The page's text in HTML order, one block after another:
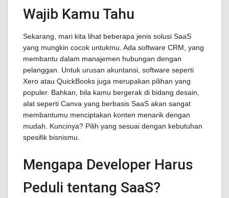
Wajib Kamu Tahu
Sekarang, mari kita lihat beberapa jenis solusi SaaS
yang mungkin cocok untukmu. Ada software CRM, yang
membantu dalam manajemen hubungan dengan
pelanggan. Untuk urusan akuntansi, software seperti
Xero atau QuickBooks juga merupakan pilihan yang
populer. Bahkan, bila kamu bergerak di bidang desain,
alat seperti Canva yang berbasis SaaS akan sangat
membantumu menciptakan konten menarik dengan
mudah. Kuncinya? Pilih yang sesuai dengan kebutuhan
spesifik bisnismu.
Mengapa Developer Harus
Peduli tentang SaaS?